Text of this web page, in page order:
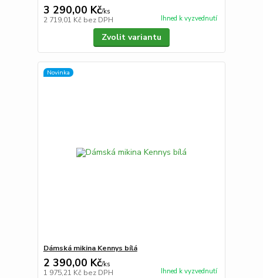
3 290,00 Kč/ks
2 719,01 Kč bez DPH Ihned k vyzvednutí
Zvolit variantu
Novinka
Dámská mikina Kennys bílá
2 390,00 Kč/ks
1 975,21 Kč bez DPH Ihned k vyzvednutí